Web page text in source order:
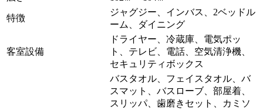
特徴
ジャグジー、インバス、2ベッドル
ーム、ダイニング
客室設備
ドライヤー、冷蔵庫、電気ポッ
ト、テレビ、電話、空気清浄機、
セキュリティボックス
バスタオル、フェイスタオル、バ
スマット、バスローブ、部屋着、
スリッパ、歯磨きセット、カミソ